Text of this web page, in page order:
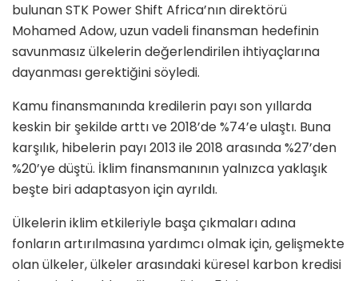
bulunan STK Power Shift Africa’nın direktörü
Mohamed Adow, uzun vadeli finansman hedefinin
savunmasız ülkelerin değerlendirilen ihtiyaçlarına
dayanması gerektiğini söyledi.
Kamu finansmanında kredilerin payı son yıllarda
keskin bir şekilde arttı ve 2018’de %74’e ulaştı. Buna
karşılık, hibelerin payı 2013 ile 2018 arasında %27’den
%20’ye düştü. İklim finansmanının yalnızca yaklaşık
beşte biri adaptasyon için ayrıldı.
Ülkelerin iklim etkileriyle başa çıkmaları adına
fonların artırılmasına yardımcı olmak için, gelişmekte
olan ülkeler, ülkeler arasındaki küresel karbon kredisi